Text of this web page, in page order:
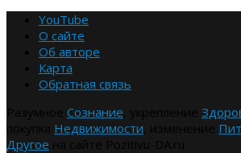
YouTube
О сайте
Об авторе
Карта
Обратная связь
Сознание
Недвижимости
Другое